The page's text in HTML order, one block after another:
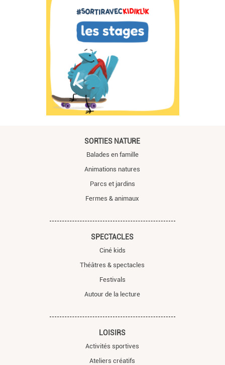
SORTIES NATURE
Balades en famille
Animations natures
Parcs et jardins
Fermes & animaux
SPECTACLES
Ciné kids
Théâtres & spectacles
Festivals
Autour de la lecture
LOISIRS
Activités sportives
Ateliers créatifs